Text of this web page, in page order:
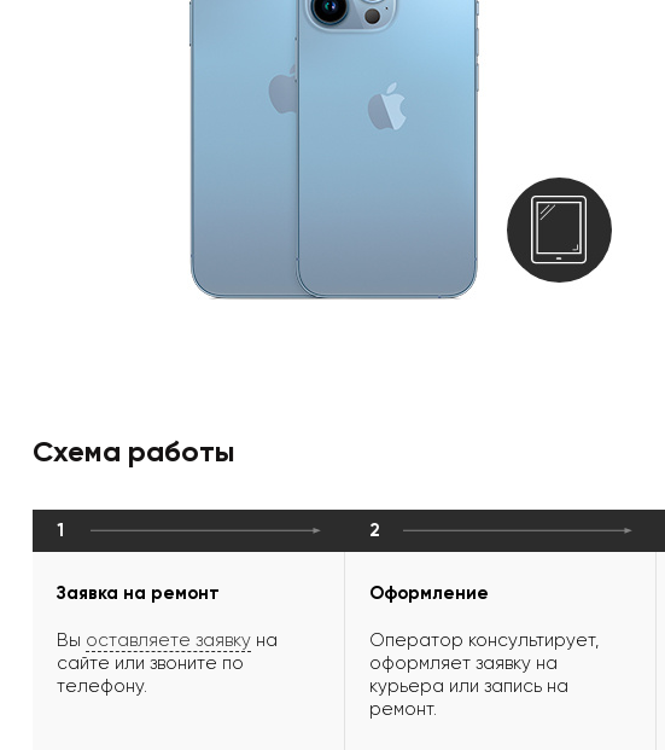
Схема работы
1
Заявка на ремонт
Вы оставляете заявку на
сайте или звоните по
телефону.
2
Оформление
Оператор консультирует,
оформляет заявку на
курьера или запись на
ремонт.